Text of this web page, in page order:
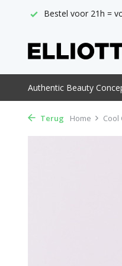
Bestel voor 21h =
Authentic Beauty
Terug Home Cool